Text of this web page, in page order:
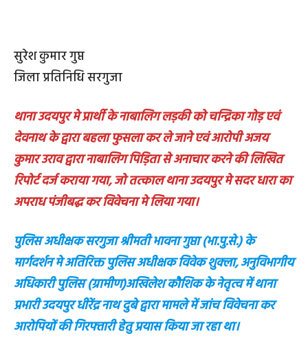
सुरेश कुमार गुप्त
जिला प्रतिनिधि सरगुजा
थाना उदयपुर मे प्रार्थी के नाबालिग लड़की को चन्द्रिका गोड़ एवं
देवनाथ के द्वारा बहला फुसला कर ले जाने एवं आरोपी अजय
कुमार उराव द्वारा नाबालिग पिड़िता से अनाचार करने की लिखित
रिपोर्ट दर्ज कराया गया, जो तत्काल थाना उदयपुर मे सदर धारा का
अपराध पंजीबद्ध कर विवेचना मे लिया गया।
पुलिस अधीक्षक सरगुजा श्रीमती भावना गुप्ता (भा.पु.से.) के
मार्गदर्शन मे अतिरिक्त पुलिस अधीक्षक विवेक शुक्ला, अनुविभागीय
अधिकारी पुलिस (ग्रामीण)अखिलेश कौशिक के नेतृत्व में थाना
प्रभारी उदयपुर धीरेंद्र नाथ दुबे द्वारा मामले में जांच विवेचना कर
आरोपियों की गिरफ्तारी हेतु प्रयास किया जा रहा था।